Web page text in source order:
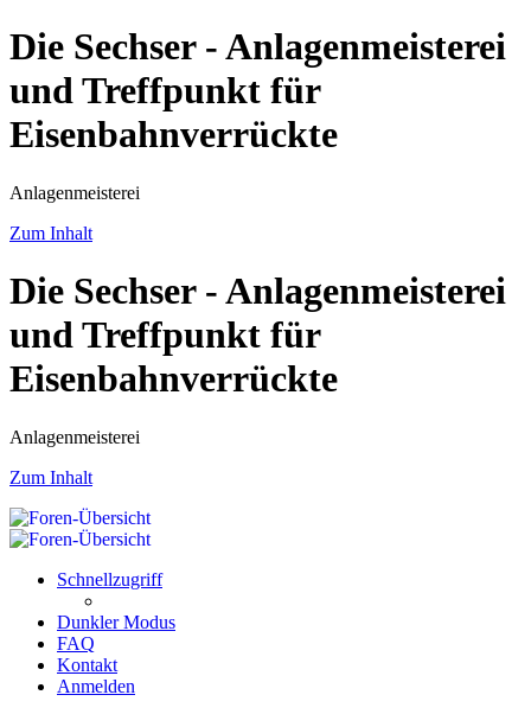
Die Sechser - Anlagenmeisterei
und Treffpunkt für
Eisenbahnverrückte
Anlagenmeisterei
Zum Inhalt
Die Sechser - Anlagenmeisterei
und Treffpunkt für
Eisenbahnverrückte
Anlagenmeisterei
Zum Inhalt
Schnellzugriff
Dunkler Modus
FAQ
Kontakt
Anmelden